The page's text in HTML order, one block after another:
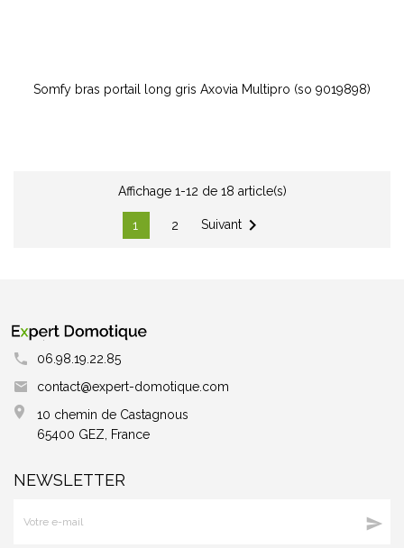
Somfy bras portail long gris Axovia Multipro (so 9019898)
Affichage 1-12 de 18 article(s)
1 2 Suivant 
06.98.19.22.85
contact@expert-domotique.com
10 chemin de Castagnous
65400 GEZ, France
NEWSLETTER
